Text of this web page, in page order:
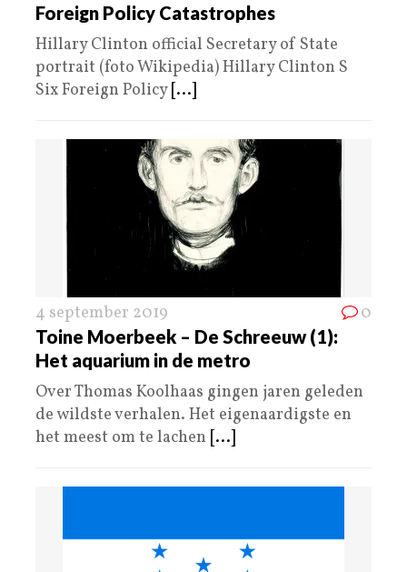
Foreign Policy Catastrophes
Hillary Clinton official Secretary of State
portrait (foto Wikipedia) Hillary Clinton S
Six Foreign Policy [...]
4 september 2019 0
Toine Moerbeek – De Schreeuw (1):
Het aquarium in de metro
Over Thomas Koolhaas gingen jaren geleden
de wildste verhalen. Het eigenaardigste en
het meest om te lachen [...]